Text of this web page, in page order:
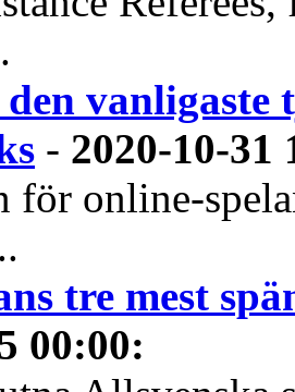
vanligaste
- 2020-10-31
för online-
tre mest
00:00: